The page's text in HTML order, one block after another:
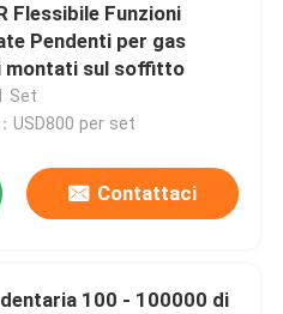
Flessibile Funzioni
Pendenti per gas
montati sul soffitto
Set
USD800 per set
Contattaci
100 - 100000 di